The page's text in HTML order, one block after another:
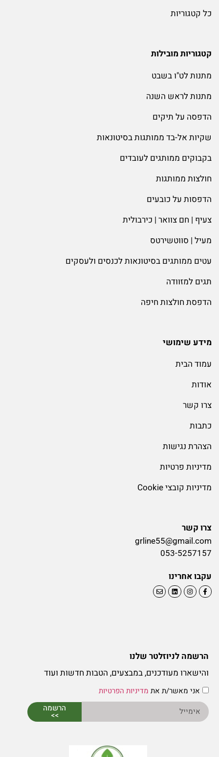
כל קטגוריות
קטגוריות מובילות
מתנות לט"ו בשבט
מתנות לראש השנה
הדפסה על תיקים
שקיות אל-בד ממותגות בסיטונאות
בקבוקים ממותגים לעובדים
חולצות ממותגות
הדפסות על כובעים
צעיף | חם צוואר | כירבולית
מעיל | סווטשירטס
עטים ממותגים בסיטונאות לכנסים ולעסקים
תגים למזוודה
הדפסת חולצות חיפה
מידע שימושי
עמוד הבית
אודות
צרו קשר
כתבות
הצהרת נגישות
מדיניות פרטיות
מדיניות קובצי Cookie
צרו קשר
grline55@gmail.com
053-5257157
עקבו אחרינו
הרשמה לניוזלטר שלנו
והישארו מעודכנים, במבצעים, הטבות חדשות ועוד
אני מאשר/ת את מדיניות הפרטיות
הרשמה
>>